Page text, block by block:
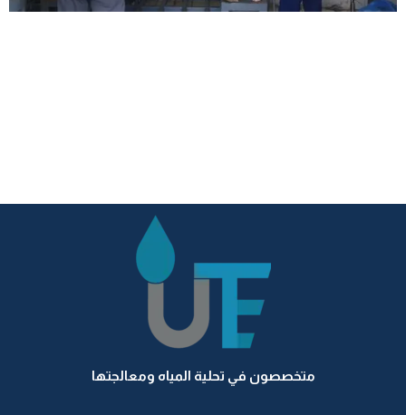
متخصصون في تحلية المياه ومعالجتها